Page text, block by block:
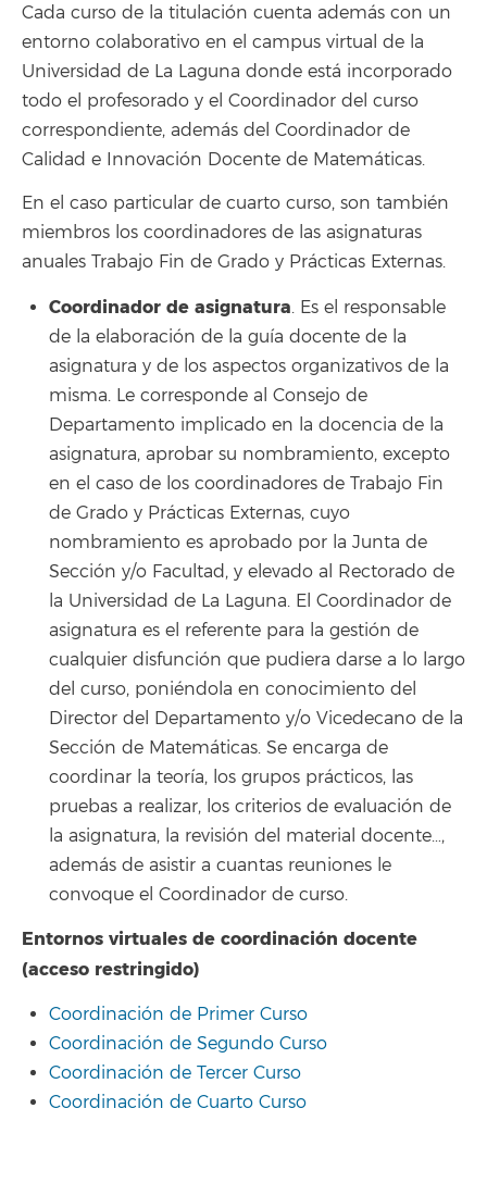
Cada curso de la titulación cuenta además con un
entorno colaborativo en el campus virtual de la
Universidad de La Laguna donde está incorporado
todo el profesorado y el Coordinador del curso
correspondiente, además del Coordinador de
Calidad e Innovación Docente de Matemáticas.
En el caso particular de cuarto curso, son también
miembros los coordinadores de las asignaturas
anuales Trabajo Fin de Grado y Prácticas Externas.
Coordinador de asignatura. Es el responsable
de la elaboración de la guía docente de la
asignatura y de los aspectos organizativos de la
misma. Le corresponde al Consejo de
Departamento implicado en la docencia de la
asignatura, aprobar su nombramiento, excepto
en el caso de los coordinadores de Trabajo Fin
de Grado y Prácticas Externas, cuyo
nombramiento es aprobado por la Junta de
Sección y/o Facultad, y elevado al Rectorado de
la Universidad de La Laguna. El Coordinador de
asignatura es el referente para la gestión de
cualquier disfunción que pudiera darse a lo largo
del curso, poniéndola en conocimiento del
Director del Departamento y/o Vicedecano de la
Sección de Matemáticas. Se encarga de
coordinar la teoría, los grupos prácticos, las
pruebas a realizar, los criterios de evaluación de
la asignatura, la revisión del material docente…,
además de asistir a cuantas reuniones le
convoque el Coordinador de curso.
Entornos virtuales de coordinación docente
(acceso restringido)
Coordinación de Primer Curso
Coordinación de Segundo Curso
Coordinación de Tercer Curso
Coordinación de Cuarto Curso